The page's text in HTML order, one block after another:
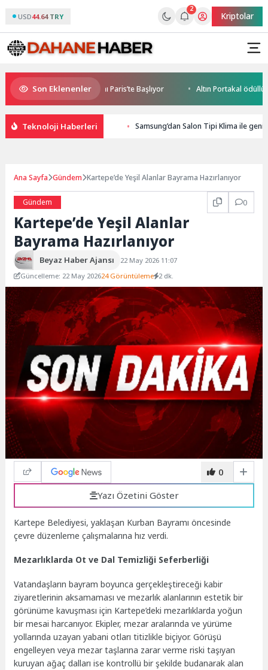
USD44.64 TRY
2
Kriptolar
Son Eklenenler
World Cup Heyecanı Paris’te Başlıyor Altın Portakal ödüllü
Teknoloji Haberleri Samsung’dan Salon Tipi Klima ile
Ana Sayfa Gündem Kartepe’de Yeşil Alanlar Bayrama Hazırlanıyor
Gündem 0
Kartepe’de Yeşil Alanlar
Bayrama Hazırlanıyor
Beyaz Haber Ajansı
22 May 2026 11:07
Güncelleme: 22 May 202624 Görüntüleme 2 dk.
0
Yazı Özetini Göster
Kartepe Belediyesi, yaklaşan Kurban Bayramı öncesinde
çevre düzenleme çalışmalarına hız verdi.
Mezarlıklarda Ot ve Dal Temizliği Seferberliği
Vatandaşların bayram boyunca gerçekleştireceği kabir
ziyaretlerinin aksamaması ve mezarlık alanlarının estetik bir
görünüme kavuşması için Kartepe’deki mezarlıklarda yoğun
bir mesai harcanıyor. Ekipler, mezar aralarında ve yürüme
yollarında uzayan yabani otları titizlikle biçiyor. Görüşü
engelleyen veya mezar taşlarına zarar verme riski taşıyan
kuruyan ağaç dalları ise kontrollü bir şekilde budanarak alan